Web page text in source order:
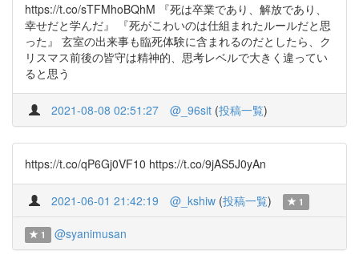
https://t.co/sTFMhoBQhM 『死は卒業であり、解放であり、
幸せだと学んだ』 『死がこわいのは仕組まれたルールだと思
った』 玄室の出来事も臨死体験に含まれるのだとしたら、ク
リスマス前後の皆守は精神的、思考レベルで大きく違ってい
ると思う
2021-08-08 02:51:27 @_96sit (投稿一覧)
https://t.co/qP6Gj0VF10 https://t.co/9jAS5J0yAn
2021-06-01 21:42:19 @_kshiw (投稿一覧) 1
1 @syanimusan